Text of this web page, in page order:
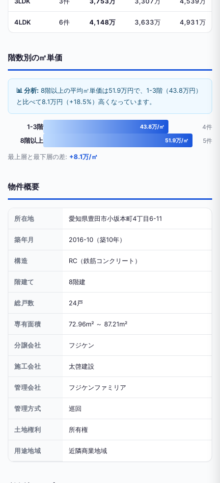
4LDK 6件 4,148万 3,633万 4,931万
階数別の㎡単価
📊 分析: 8階以上の平均㎡単価は51.9万円で、1-3階（43.8万円）
と比べて8.1万円（+18.5%）高くなっています。
1-3階 43.8万/㎡ 4件
8階以上 51.9万/㎡ 5件
最上層と最下層の差: +8.1万/㎡
物件概要
所在地 愛知県豊田市小坂本町4丁目6-11
築年月 2016-10（築10年）
構造 RC（鉄筋コンクリート）
階建て 8階建
総戸数 24戸
専有面積 72.96m² ～ 87.21m²
分譲会社 フジケン
施工会社 太啓建設
管理会社 フジケンファミリア
管理方式 巡回
土地権利 所有権
用途地域 近隣商業地域